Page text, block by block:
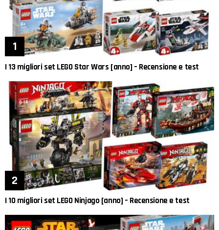
I 13 migliori set LEGO Star Wars [anno] – Recensione e test
I 10 migliori set LEGO Ninjago [anno] – Recensione e test